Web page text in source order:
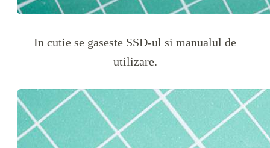
In cutie se gaseste SSD-ul si manualul de
utilizare.